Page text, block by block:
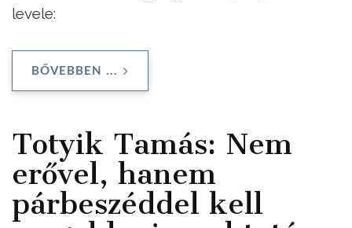
levele:
BŐVEBBEN ...
Totyik Tamás: Nem
erővel, hanem
párbeszéddel kell